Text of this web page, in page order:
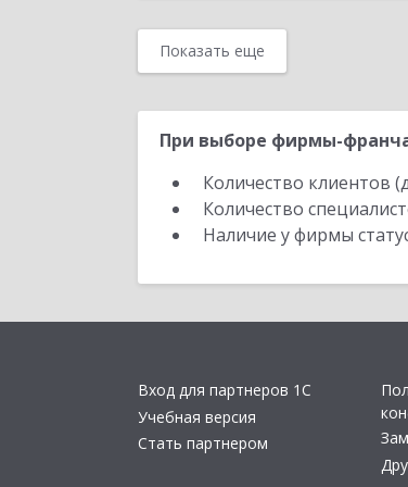
Показать еще
При выборе фирмы-
Количество клиентов
Количество
Наличие у фирмы
Вход для партнеров 1С
Учебная версия
Стать партнером